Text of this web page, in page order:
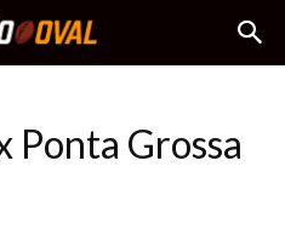
Ponta Grossa